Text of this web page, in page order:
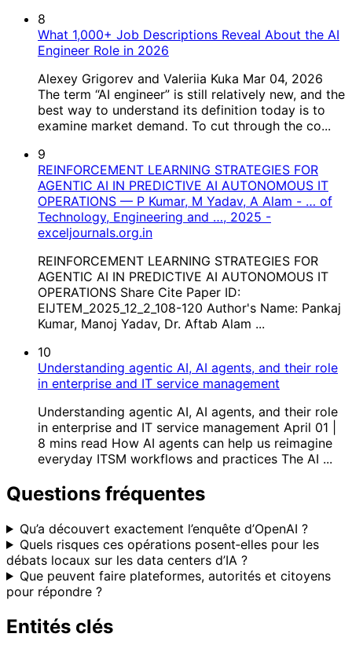
8
What 1,000+ Job Descriptions Reveal About the AI
Engineer Role in 2026
Alexey Grigorev and Valeriia Kuka Mar 04, 2026
The term “AI engineer” is still relatively new, and the
best way to understand its definition today is to
examine market demand. To cut through the co...
9
REINFORCEMENT LEARNING STRATEGIES FOR
AGENTIC AI IN PREDICTIVE AI AUTONOMOUS IT
OPERATIONS — P Kumar, M Yadav, A Alam - … of
Technology, Engineering and …, 2025 -
exceljournals.org.in
REINFORCEMENT LEARNING STRATEGIES FOR
AGENTIC AI IN PREDICTIVE AI AUTONOMOUS IT
OPERATIONS Share Cite Paper ID:
EIJTEM_2025_12_2_108-120 Author's Name: Pankaj
Kumar, Manoj Yadav, Dr. Aftab Alam ...
10
Understanding agentic AI, AI agents, and their role
in enterprise and IT service management
Understanding agentic AI, AI agents, and their role
in enterprise and IT service management April 01 |
8 mins read How AI agents can help us reimagine
everyday ITSM workflows and practices The AI ...
Questions fréquentes
Qu’a découvert exactement l’enquête d’OpenAI ?
Quels risques ces opérations posent‑elles pour les
débats locaux sur les data centers d’IA ?
Que peuvent faire plateformes, autorités et citoyens
pour répondre ?
Entités clés